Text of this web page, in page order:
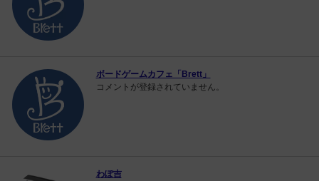
ボードゲームカフェ「Brett」
コメントが登録されていません。
わぽ吉